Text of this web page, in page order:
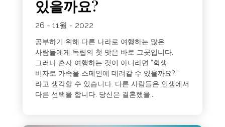
있을까요?
26 - 11월 - 2022
공부하기 위해 다른 나라로 여행하는 많은
사람들에게 독립의 첫 맛은 바로 그곳입니다.
그러나 혼자 여행하는 것이 아니라면 “학생
비자로 가족을 스페인에 데려갈 수 있을까요?”
라고 생각할 수 있습니다. 다른 사람들은 인생에서
다른 선택을 합니다. 당신은 결혼했을...